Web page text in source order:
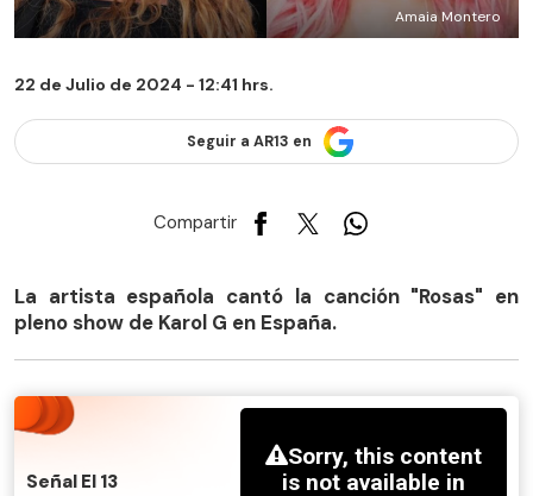
Amaia Montero
22 de Julio de 2024 - 12:41 hrs.
Seguir a AR13 en
Compartir
La artista española cantó la canción "Rosas" en
pleno show de Karol G en España.
Señal El 13